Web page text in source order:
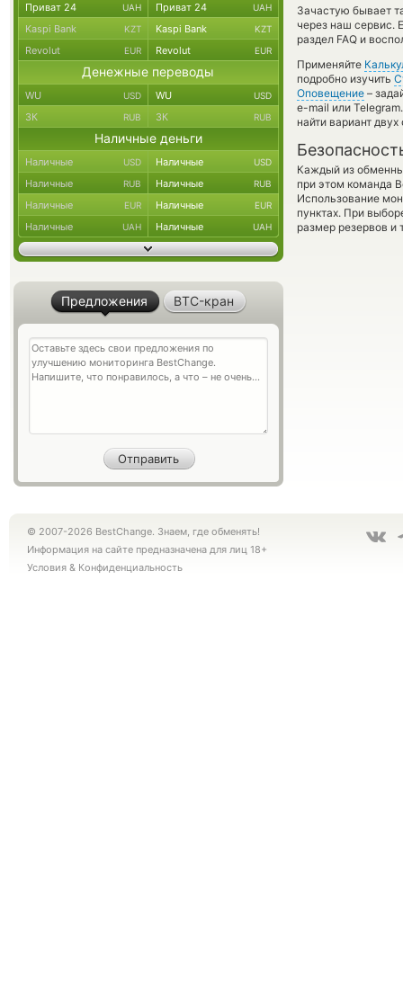
Зачастую бывает
через наш сервис.
раздел FAQ и
Применяйте
подробно изучить
Оповещение –
e-mail или
найти вариант
Каждый из
при этом команда
Использование
пунктах. При
размер резервов и
Приват 24 UAH Приват 24 UAH
Kaspi Bank KZT Kaspi Bank KZT
Revolut EUR Revolut EUR
Денежные переводы
WU USD WU USD
ЗК RUB ЗК RUB
Наличные деньги
Наличные USD Наличные USD
Наличные RUB Наличные RUB
Наличные EUR Наличные EUR
Наличные UAH Наличные UAH
Предложения BTC-кран
© 2007-2026 BestChange. Знаем, где обменять!
Информация на сайте предназначена для лиц 18+
Условия & Конфиденциальность